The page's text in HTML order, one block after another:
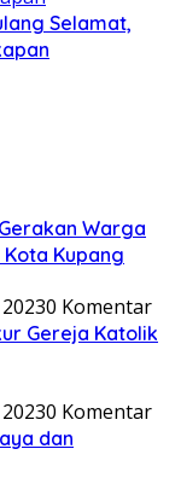
Selamat,
Warga
Kupang
0 Komentar
Gereja Katolik
0 Komentar
dan